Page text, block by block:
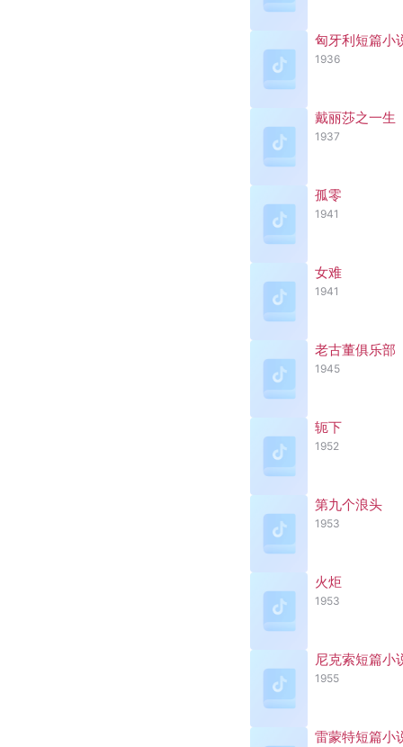
匈牙利短篇小
1936
戴丽莎之一生
1937
孤零
1941
女难
1941
老古董俱乐部
1945
轭下
1952
第九个浪头
1953
火炬
1953
尼克索短篇小
1955
雷蒙特短篇小